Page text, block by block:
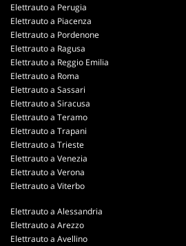
Elettrauto a Perugia
Elettrauto a Piacenza
Elettrauto a Pordenone
Elettrauto a Ragusa
Elettrauto a Reggio Emilia
Elettrauto a Roma
Elettrauto a Sassari
Elettrauto a Siracusa
Elettrauto a Teramo
Elettrauto a Trapani
Elettrauto a Trieste
Elettrauto a Venezia
Elettrauto a Verona
Elettrauto a Viterbo
Elettrauto a Alessandria
Elettrauto a Arezzo
Elettrauto a Avellino